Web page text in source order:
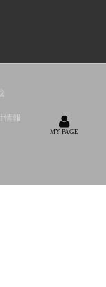
情報
MY PAGE